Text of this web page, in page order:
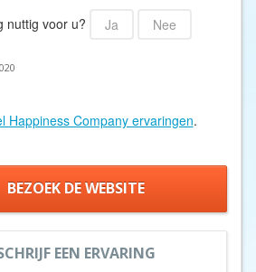
nuttig voor u?
Ja Nee
Happiness Company ervaringen.
BEZOEK DE WEBSITE
EEN ERVARING